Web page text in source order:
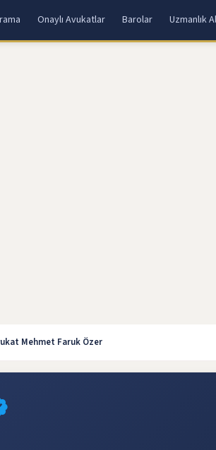
Onaylı Avukatlar Barolar Uzmanlık
Mehmet Faruk Özer